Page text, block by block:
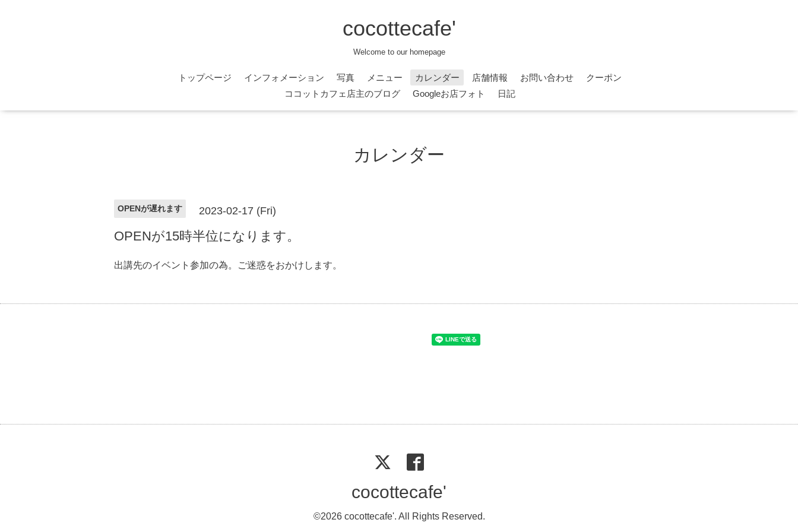
cocottecafe'
Welcome to our homepage
トップページ インフォメーション 写真 メニュー カレンダー 店舗情報 お問い合わせ
クーポン
ココットカフェ店主のブログ
Googleお店フォト 日記
カレンダー
OPENが遅れます 2023-02-17 (Fri)
OPENが15時半位になります。
出講先のイベント参加の為。ご迷惑をおかけします。
cocottecafe'
©2026 cocottecafe'. All Rights Reserved.